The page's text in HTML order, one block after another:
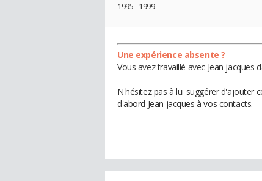
1995 - 1999
Une expérience absente ?
Vous avez travaillé avec Jean jacques
N'hésitez pas à lui suggérer d'ajouter
d'abord Jean jacques à vos contacts.